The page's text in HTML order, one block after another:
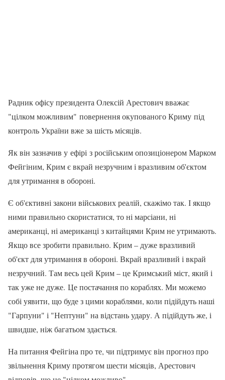
Радник офісу президента Олексій Арестович вважає
"цілком можливим" повернення окупованого Криму під
контроль України вже за шість місяців.
Як він зазначив у ефірі з російським опозиціонером Марком
Фейгіним, Крим є вкрай незручним і вразливим об'єктом
для утримання в обороні.
Є об'єктивні закони військових реалій, скажімо так. І якщо
ними правильно скористатися, то ні марсіани, ні
американці, ні американці з китайцями Крим не утримають.
Якщо все зробити правильно. Крим – дуже вразливий
об'єкт для утримання в обороні. Вкрай вразливий і вкрай
незручний. Там весь цей Крим – це Кримський міст, який і
так уже не дуже. Це постачання по кораблях. Ми можемо
собі уявити, що буде з цими кораблями, коли підійдуть наші
"Гарпуни" і "Нептуни" на відстань удару. А підійдуть же, і
швидше, ніж багатьом здається.
На питання Фейгіна про те, чи підтримує він прогноз про
звільнення Криму протягом шести місяців, Арестович